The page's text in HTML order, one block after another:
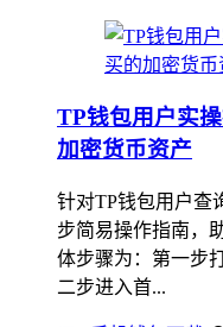
TP钱包用户实
加密货币资产
针对TP钱包用户查
步简易操作指南，
体步骤为：第一步
二步进入首...